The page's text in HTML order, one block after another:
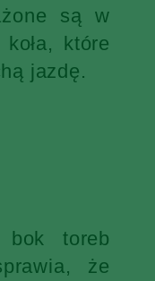
są w
które
jazdę.
bok toreb
że